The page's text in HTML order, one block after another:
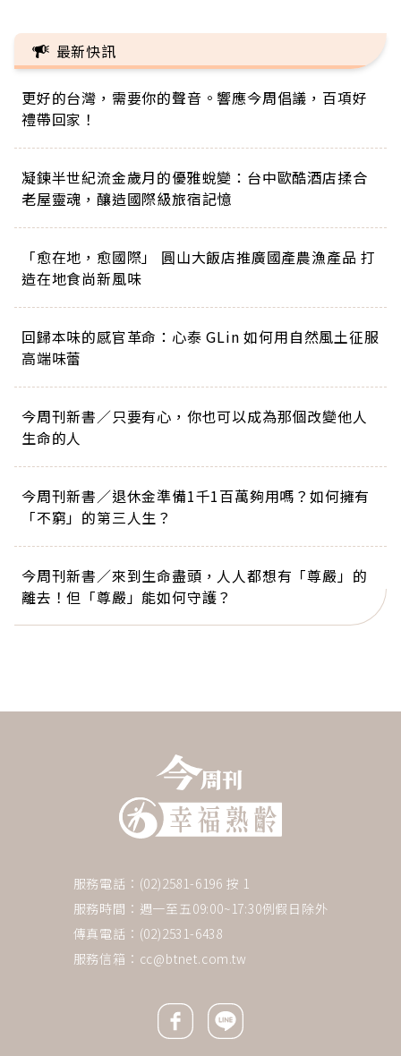
最新快訊
更好的台灣，需要你的聲音。響應今周倡議，百項好
禮帶回家！
凝鍊半世紀流金歲月的優雅蛻變：台中歐酷酒店揉合
老屋靈魂，釀造國際級旅宿記憶
「愈在地，愈國際」 圓山大飯店推廣國產農漁產品 打
造在地食尚新風味
回歸本味的感官革命：心泰 GLin 如何用自然風土征服
高端味蕾
今周刊新書／只要有心，你也可以成為那個改變他人
生命的人
今周刊新書／退休金準備1千1百萬夠用嗎？如何擁有
「不窮」的第三人生？
今周刊新書／來到生命盡頭，人人都想有「尊嚴」的
離去！但「尊嚴」能如何守護？
服務電話：(02)2581-6196 按 1
服務時間：週一至五09:00~17:30例假日除外
傳真電話：(02)2531-6438
服務信箱： cc@btnet.com.tw
Facebook icon
Line icon